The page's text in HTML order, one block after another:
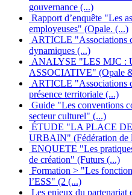
gouvernance (...)
Rapport d’enquête "Les
employeuses" (Opale. (...)
ARTICLE "Associations
dynamiques (...)
ANALYSE "LES MJC :
ASSOCIATIVE" (Opale
ARTICLE "Associations
présence territoriale (...)
Guide "Les conventions
secteur culturel" (...)
ÉTUDE "LA PLACE
URBAIN" (Fédération de
ENQUETE "Les
de création" (Futurs (...)
Formation > "Les
l’ESS" (2 (...)
Les enjeux du partenariat